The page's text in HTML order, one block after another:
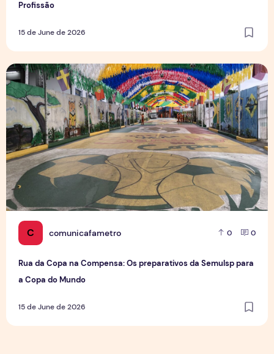
Profissão
15 de June de 2026
C comunicafametro 0 0
Rua da Copa na Compensa: Os preparativos da Semulsp para
a Copa do Mundo
15 de June de 2026
Rua da Copa na Compensa: Os preparativos da Semulsp